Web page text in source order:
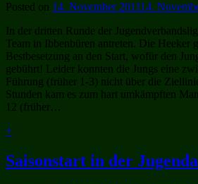
Posted on 14. November 201114.
In der dritten Runde der
Team in Ibbenbüren antreten. Die Heeker
Bestbesetzung an den Start, wofür den
gebührt! Leider konnten die Jungs eine
Führung (früher 1-3) nicht über die
Stunden kam es zum hart umkämpften
12 (früher…
+
Saisonstart in der